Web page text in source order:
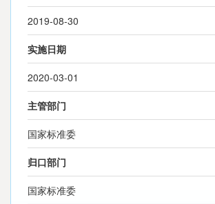
2019-08-30
实施日期
2020-03-01
主管部门
国家标准委
归口部门
国家标准委